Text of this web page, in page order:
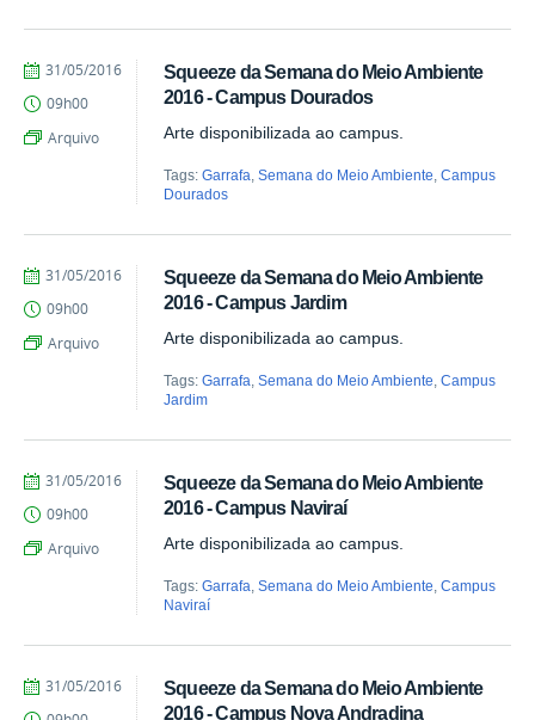
Squeeze da Semana do Meio Ambiente
2016 - Campus Dourados
Arte disponibilizada ao campus.
Tags:Garrafa ,Semana do Meio Ambiente ,Campus
Dourados
by
Aragão
Published
31/05/2016
09h00
Arquivo
Squeeze da Semana do Meio Ambiente
2016 - Campus Jardim
Arte disponibilizada ao campus.
Tags:Garrafa ,Semana do Meio Ambiente ,Campus
Jardim
by
Aragão
Published
31/05/2016
09h00
Arquivo
Squeeze da Semana do Meio Ambiente
2016 - Campus Naviraí
Arte disponibilizada ao campus.
Tags:Garrafa ,Semana do Meio Ambiente ,Campus
Naviraí
by
Aragão
Published
31/05/2016
09h00
Arquivo
Squeeze da Semana do Meio Ambiente
2016 - Campus Nova Andradina
by
Published
31/05/2016